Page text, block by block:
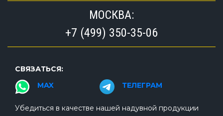
МОСКВА:
+7 (499) 350-35-06
СВЯЗАТЬСЯ:
MAX
ТЕЛЕГРАМ
Убедиться в качестве нашей надувной продукции